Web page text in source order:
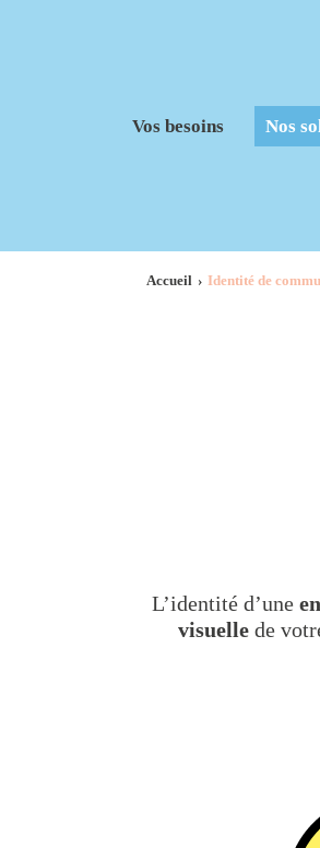
Vos besoins Nos
Accueil Identité de
L’identité d’une
visuellede